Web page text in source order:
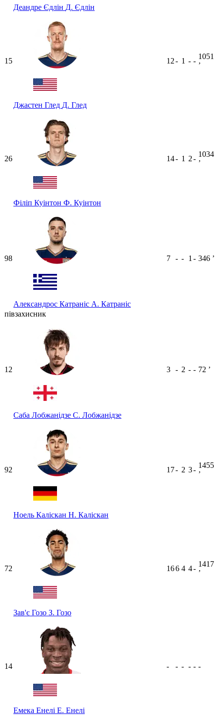
Деандре Єдлін Д. Єдлін
15
Джастен Глед Д. Глед
12- 1 - -
1051
ʼ
26
Філіп Куінтон Ф. Куінтон
14- 1 2-
1034
ʼ
98
Александрос Катраніс А. Катраніс
7 - - 1 - 346 ʼ
півзахисник
12
Саба Лобжанідзе С. Лобжанідзе
3 - 2 - - 72 ʼ
92
Ноель Каліскан Н. Каліскан
17- 2 3-
1455
ʼ
72
Зав'є Гозо З. Гозо
166 4 4-
1417
ʼ
14
Емека Енелі Е. Енелі
- - - - - -